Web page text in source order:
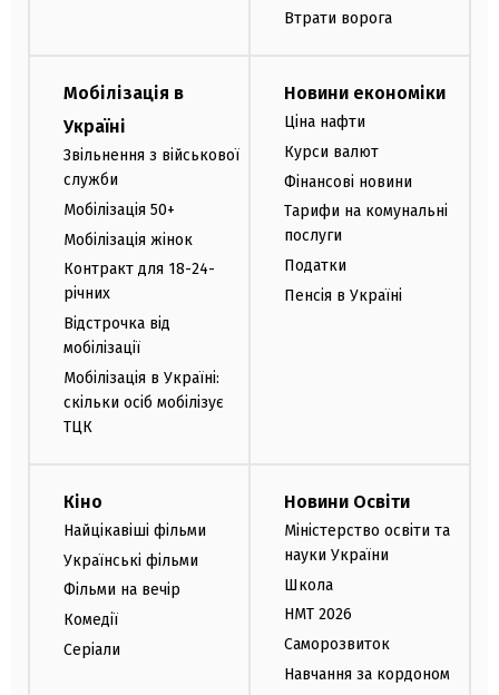
Втрати ворога
Мобілізація в
Україні
Звільнення з військової
служби
Мобілізація 50+
Мобілізація жінок
Контракт для 18-24-
річних
Відстрочка від
мобілізації
Мобілізація в Україні:
скільки осіб мобілізує
ТЦК
Новини економіки
Ціна нафти
Курси валют
Фінансові новини
Тарифи на комунальні
послуги
Податки
Пенсія в Україні
Кіно
Найцікавіші фільми
Українські фільми
Фільми на вечір
Комедії
Серіали
Новини Освіти
Міністерство освіти та
науки України
Школа
НМТ 2026
Саморозвиток
Навчання за кордоном